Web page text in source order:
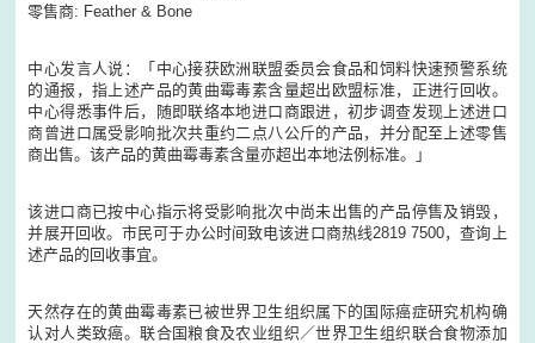
零售商: Feather & Bone
中心发言人说：「中心接获欧洲联盟委员会食品和饲料快速预警系统
的通报，指上述产品的黄曲霉毒素含量超出欧盟标准，正进行回收。
中心得悉事件后，随即联络本地进口商跟进，初步调查发现上述进口
商曾进口属受影响批次共重约二点八公斤的产品，并分配至上述零售
商出售。该产品的黄曲霉毒素含量亦超出本地法例标准。」
该进口商已按中心指示将受影响批次中尚未出售的产品停售及销毁，
并展开回收。市民可于办公时间致电该进口商热线2819 7500，查询上
述产品的回收事宜。
天然存在的黄曲霉毒素已被世界卫生组织属下的国际癌症研究机构确
认对人类致癌。联合国粮食及农业组织／世界卫生组织联合食物添加